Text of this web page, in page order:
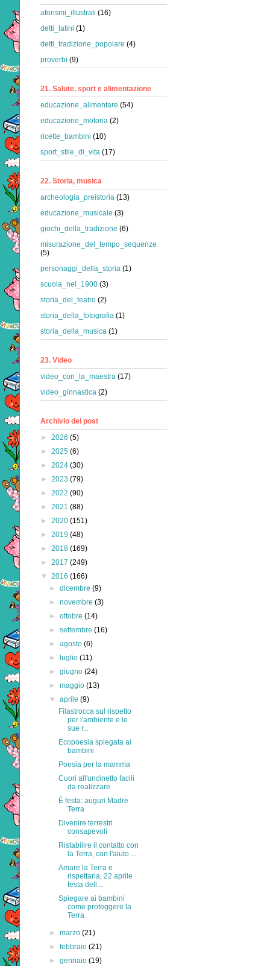
aforismi_illustrati (16)
detti_latini (1)
detti_tradizione_popolare (4)
proverbi (9)
21. Salute, sport e alimentazione
educazione_alimentare (54)
educazione_motoria (2)
ricette_bambini (10)
sport_stile_di_vita (17)
22. Storia, musica
archeologia_preistoria (13)
educazione_musicale (3)
giochi_della_tradizione (6)
misurazione_del_tempo_sequenze
(5)
personaggi_della_storia (1)
scuola_nel_1900 (3)
storia_del_teatro (2)
storia_della_fotografia (1)
storia_della_musica (1)
23. Video
video_con_la_maestra (17)
video_ginnastica (2)
Archivio dei post
► 2026 (5)
► 2025 (6)
► 2024 (30)
► 2023 (79)
► 2022 (90)
► 2021 (88)
► 2020 (151)
► 2019 (48)
► 2018 (169)
► 2017 (249)
▼ 2016 (166)
►dicembre(9)
►novembre(3)
►ottobre(14)
►settembre(16)
►agosto(6)
►
luglio(11)
►giugno(24)
►maggio(13)
▼aprile(9)
Filastrocca sul rispetto
per l'ambiente e le
sue r...
Ecopoesia spiegata ai
bambini
Poesia per la mamma
Cuori all'uncinetto facili
da realizzare
È festa: auguri Madre
Terra
Divenire terrestri
consapevoli
Ristabilire il contatto con
la Terra, con l'aiuto ...
Amare la Terra e
rispettarla, 22 aprile
festa dell...
Spiegare ai bambini
come proteggere la
Terra
►marzo(21)
►febbraio(21)
►gennaio(19)